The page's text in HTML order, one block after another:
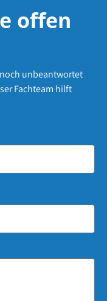
offen
noch unbeantwortet
Fachteam hilft